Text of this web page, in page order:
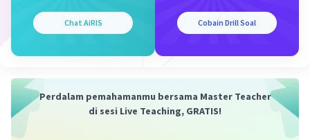
√((11 + r)²) = √(256)
r = 16 - 11 =5 cm →Jari jari lingkaran yang
Selesai :D 🙏
Chat AiRIS Cobain Drill Soal
Perdalam pemahamanmu bersama Master Teacher
di sesi Live Teaching, GRATIS!